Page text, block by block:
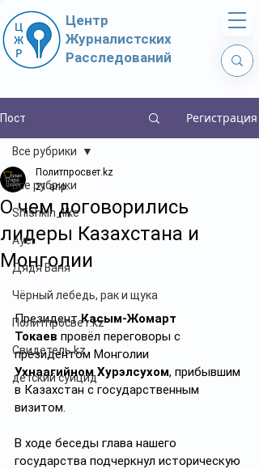
Центр
Журналистских
Расследований
Пост Регистрация
Все рубрики
Shishkin_like
Ayel
Дядя Ваня
Чёрный лебедь, рак и щука
Политпросвет.kz
Свидетель.kz
детский суицид
Все рубрики
О чем договорились
лидеры Казахстана и
Монголии
Политпросвет.kz
21 апр.
Президент Касым-Жомарт
Токаев провёл переговоры с
президентом Монголии
Ухнаагийном Хурэлсухом, прибывшим
в Казахстан с государственным
визитом.
В ходе беседы глава нашего
государства подчеркнул историческую